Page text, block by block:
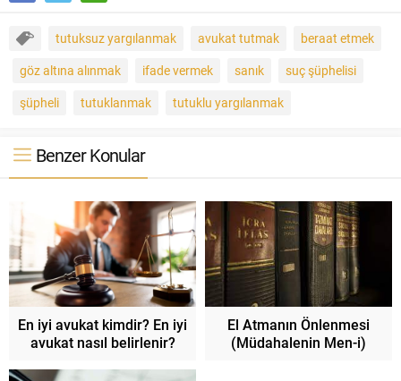
tutuksuz yargılanmak avukat tutmak
beraat etmek
göz altına alınmak
ifade vermek sanık
suç şüphelisi
şüpheli
tutuklanmak tutuklu yargılanmak
Benzer Konular
En iyi avukat kimdir? En iyi
avukat nasıl belirlenir?
El Atmanın Önlenmesi
(Müdahalenin Men-i)